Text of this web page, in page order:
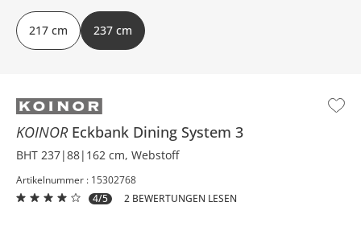
KOINOR Eckbank Dining System 3
BHT 237|88|162 cm, Webstoff
Artikelnummer : 15302768
4/5
2 BEWERTUNGEN LESEN
217 cm 237 cm